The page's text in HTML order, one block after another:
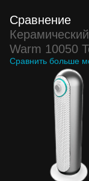
Сравнение
Warm 10050
Сравнить больше